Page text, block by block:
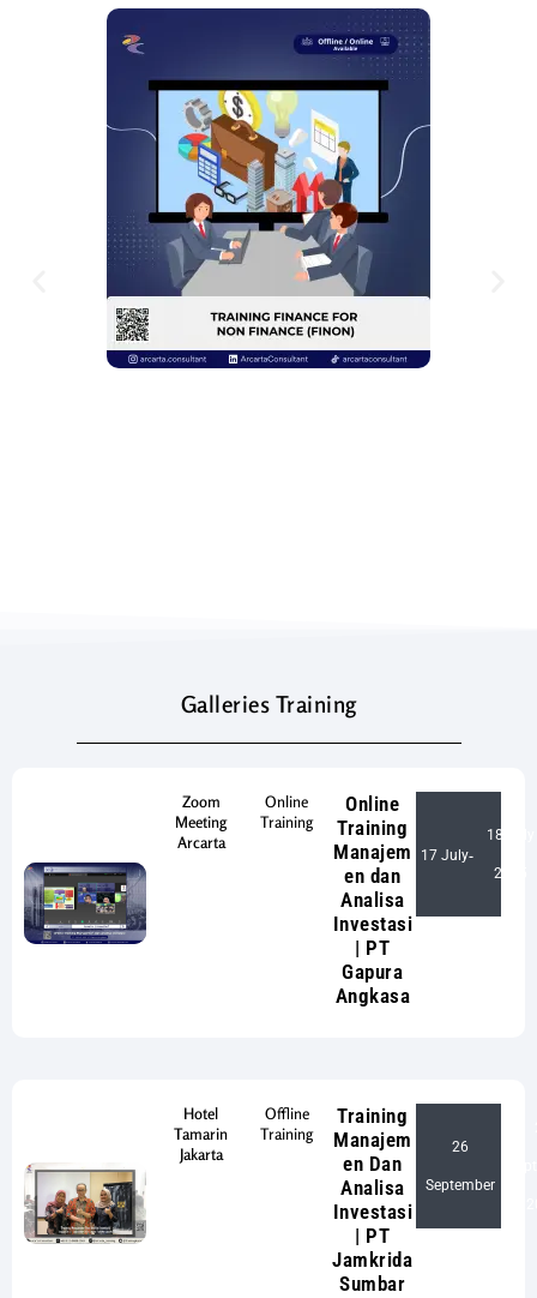
Galleries Training
Zoom
Meeting
Arcarta
Online
Training
Online
Training
Manajem
en dan
Analisa
Investasi
| PT
Gapura
Angkasa
17 July-
18 July
2025
Hotel
Tamarin
Jakarta
Offline
Training
Training
Manajem
en Dan
Analisa
Investasi
| PT
Jamkrida
Sumbar
26
September